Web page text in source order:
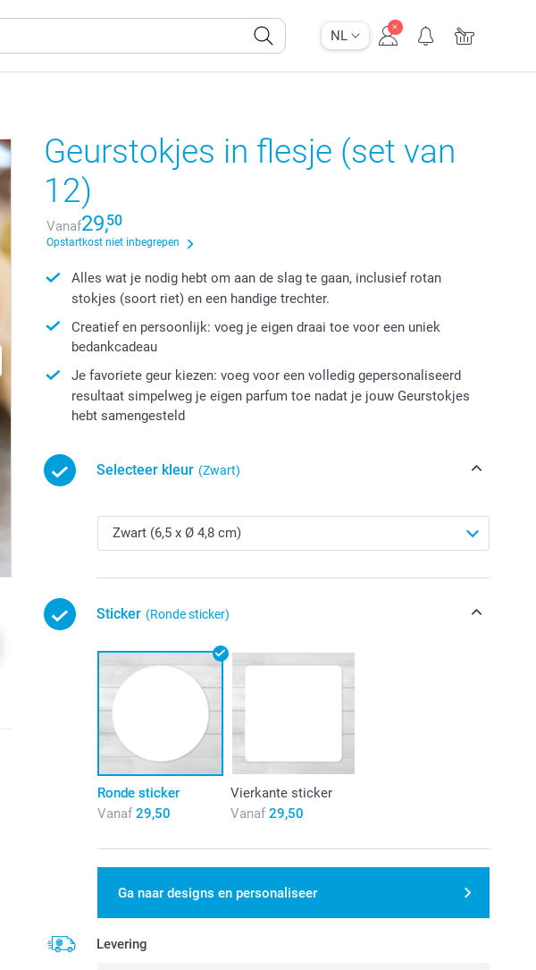
NL
Geurstokjes in flesje (set van
12)
Vanaf29,50
Opstartkost niet inbegrepen
Alles wat je nodig hebt om aan de slag te gaan, inclusief rotan
stokjes (soort riet) en een handige trechter.
Creatief en persoonlijk: voeg je eigen draai toe voor een uniek
bedankcadeau
Je favoriete geur kiezen: voeg voor een volledig gepersonaliseerd
resultaat simpelweg je eigen parfum toe nadat je jouw Geurstokjes
hebt samengesteld
Selecteer kleur (Zwart)
Sticker (Ronde sticker)
Ronde sticker
Vanaf 29,50
Vierkante sticker
Vanaf 29,50
Ga naar designs en personaliseer
Levering